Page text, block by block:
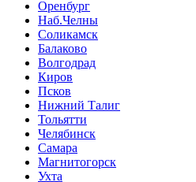
Оренбург
Наб.Челны
Соликамск
Балаково
Волгодрад
Киров
Псков
Нижний Талиг
Тольятти
Челябинск
Самара
Магнитогорск
Ухта